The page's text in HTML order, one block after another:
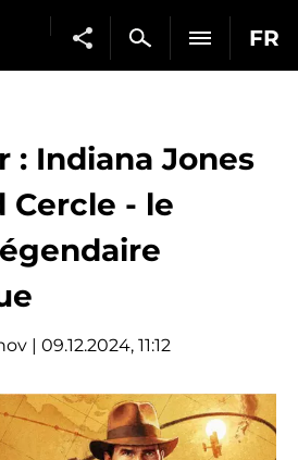
FR
: Indiana Jones
Cercle - le
| 09.12.2024, 11:12